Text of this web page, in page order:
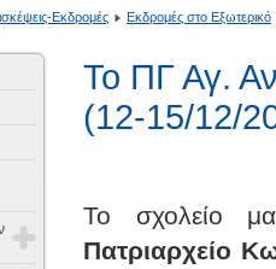
Εκδρομές Εκδρομές στο Εξωτερικό
Το ΠΓ Αγ.
(12-15/12/
Το σχολείο
Πατριαρχείο